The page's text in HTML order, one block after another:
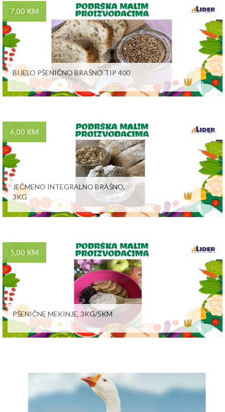
7,00 KM
BIJELO PŠENIČNO BRAŠNO TIP 400
6,00 KM
JEČMENO INTEGRALNO BRAŠNO,
3KG
5,00 KM
PŠENIČNE MEKINJE, 3KG/5KM